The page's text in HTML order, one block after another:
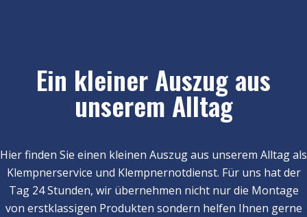
Ein kleiner Auszug aus
unserem Alltag
Hier finden Sie einen kleinen Auszug aus unserem Alltag als
Klempnerservice und Klempnernotdienst. Für uns hat der
Tag 24 Stunden, wir übernehmen nicht nur die Montage
von erstklassigen Produkten sondern helfen Ihnen gerne